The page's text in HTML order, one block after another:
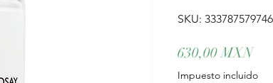
SKU:
630,00 MXN
Impuesto incluido